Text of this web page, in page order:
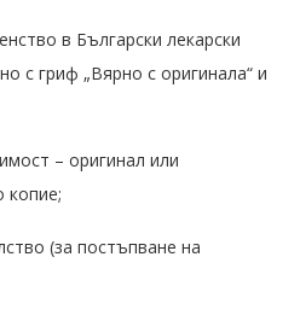
в Български лекарски
с гриф „Вярно с оригинала“ и
– оригинал или
копие;
(за постъпване на